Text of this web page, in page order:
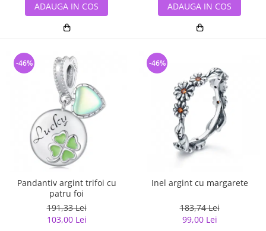
ADAUGA IN COS ADAUGA IN COS
Pandantiv argint trifoi cu
patru foi
191,33 Lei
103,00 Lei
-46%
Inel argint cu margarete
183,74 Lei
99,00 Lei
-46%